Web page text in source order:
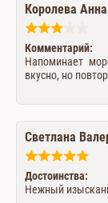
Королева Анна
Комментарий:
Напоминает
вкусно, но
Светлана
Достоинства:
Нежный